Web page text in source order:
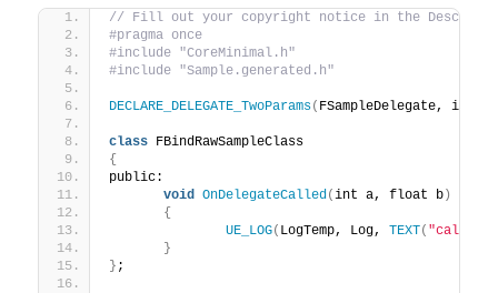
// Fill out your copyright notice in the
#pragma once
#include "CoreMinimal.h"
#include "Sample.generated.h"
DECLARE_DELEGATE_TwoParams( FSampleDelegate, int,
class FBindRawSampleClass
{
public:
void OnDelegateCalled(int a, float b )
{
UE_LOG( LogTemp, Log, TEXT( "called
}
} ;